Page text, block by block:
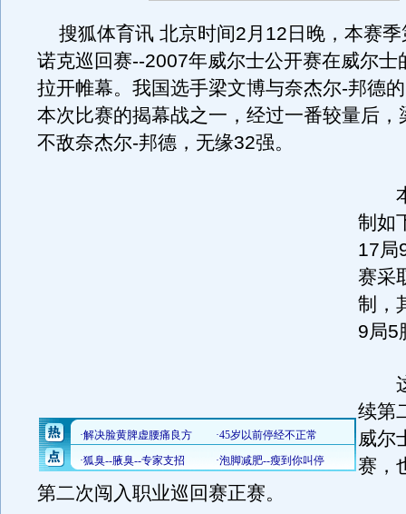
搜狐体育讯 北京时间2月12日晚，本赛季
诺克巡回赛--2007年威尔士公开赛在威尔士
拉开帷幕。我国选手梁文博与奈杰尔-邦德
本次比赛的揭幕战之一，经过一番较量后，
不敌奈杰尔-邦德，无缘32强。
本
制如
17局
赛采
制，
9局5
这
续第
威尔
赛，
第二次闯入职业巡回赛正赛。